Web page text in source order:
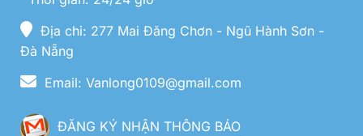
Địa chỉ: 277 Mai Đăng Chơn - Ngũ Hành Sơn -
Đà Nẵng
Email: Vanlong0109@gmail.com
ĐĂNG KÝ NHẬN THÔNG BÁO